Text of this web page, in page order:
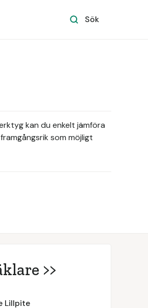
Sök
kan du enkelt jämföra
som möjligt
>>
Lillpite